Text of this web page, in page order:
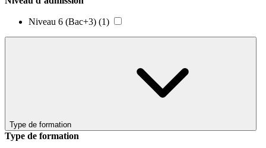
Niveau 6 (Bac+3) (1)
Type de formation
Type de formation